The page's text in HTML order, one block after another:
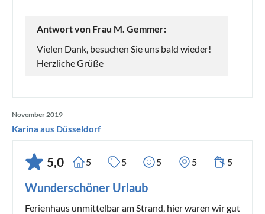
Antwort von Frau M. Gemmer:
Vielen Dank, besuchen Sie uns bald wieder!
Herzliche Grüße
November 2019
Karina aus Düsseldorf
5,0 5 5 5 5 5
Wunderschöner Urlaub
Ferienhaus unmittelbar am Strand, hier waren wir gut